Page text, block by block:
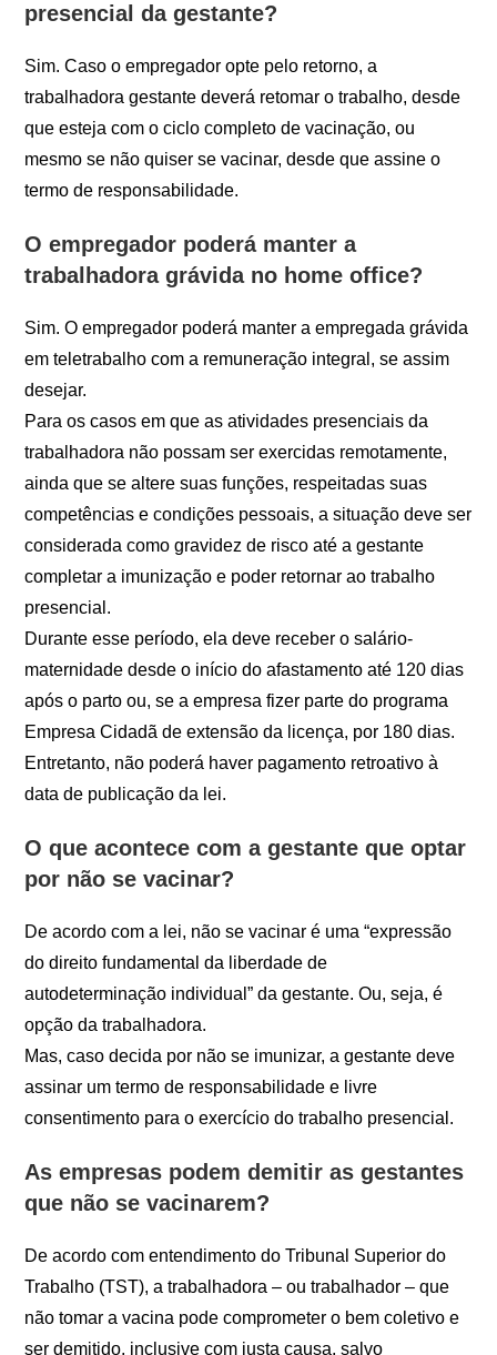
presencial da gestante?
Sim. Caso o empregador opte pelo retorno, a
trabalhadora gestante deverá retomar o trabalho, desde
que esteja com o ciclo completo de vacinação, ou
mesmo se não quiser se vacinar, desde que assine o
termo de responsabilidade.
O empregador poderá manter a
trabalhadora grávida no home office?
Sim. O empregador poderá manter a empregada grávida
em teletrabalho com a remuneração integral, se assim
desejar.
Para os casos em que as atividades presenciais da
trabalhadora não possam ser exercidas remotamente,
ainda que se altere suas funções, respeitadas suas
competências e condições pessoais, a situação deve ser
considerada como gravidez de risco até a gestante
completar a imunização e poder retornar ao trabalho
presencial.
Durante esse período, ela deve receber o salário-
maternidade desde o início do afastamento até 120 dias
após o parto ou, se a empresa fizer parte do programa
Empresa Cidadã de extensão da licença, por 180 dias.
Entretanto, não poderá haver pagamento retroativo à
data de publicação da lei.
O que acontece com a gestante que optar
por não se vacinar?
De acordo com a lei, não se vacinar é uma “expressão
do direito fundamental da liberdade de
autodeterminação individual” da gestante. Ou, seja, é
opção da trabalhadora.
Mas, caso decida por não se imunizar, a gestante deve
assinar um termo de responsabilidade e livre
consentimento para o exercício do trabalho presencial.
As empresas podem demitir as gestantes
que não se vacinarem?
De acordo com entendimento do Tribunal Superior do
Trabalho (TST), a trabalhadora – ou trabalhador – que
não tomar a vacina pode comprometer o bem coletivo e
ser demitido, inclusive com justa causa, salvo